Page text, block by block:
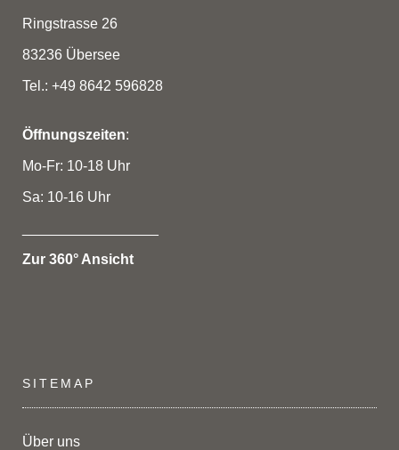
Ringstrasse 26
83236 Übersee
Tel.: +49 8642 596828
Öffnungszeiten:
Mo-Fr: 10-18 Uhr
Sa: 10-16 Uhr
Zur 360° Ansicht
SITEMAP
Über uns